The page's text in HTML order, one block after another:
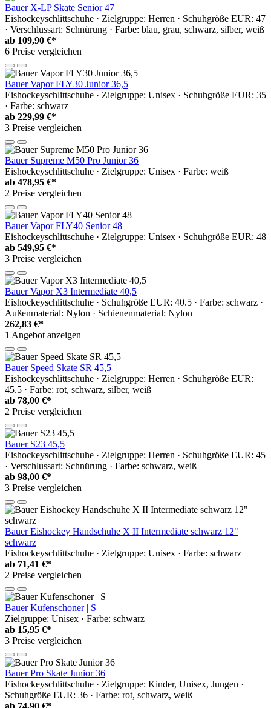
Bauer X-LP Skate Senior 47
Eishockeyschlittschuhe · Zielgruppe: Herren · Schuhgröße EUR: 47
· Verschlussart: Schnürung · Farbe: blau, grau, schwarz, silber, weiß
ab 109,90 €*
6 Preise vergleichen
Bauer Vapor FLY30 Junior 36,5
Eishockeyschlittschuhe · Zielgruppe: Unisex · Schuhgröße EUR: 35
· Farbe: schwarz
ab 229,99 €*
3 Preise vergleichen
Bauer Supreme M50 Pro Junior 36
Eishockeyschlittschuhe · Zielgruppe: Unisex · Farbe: weiß
ab 478,95 €*
2 Preise vergleichen
Bauer Vapor FLY40 Senior 48
Eishockeyschlittschuhe · Zielgruppe: Unisex · Schuhgröße EUR: 48
ab 549,95 €*
3 Preise vergleichen
Bauer Vapor X3 Intermediate 40,5
Eishockeyschlittschuhe · Schuhgröße EUR: 40.5 · Farbe: schwarz ·
Außenmaterial: Nylon · Schienenmaterial: Nylon
262,83 €*
1 Angebot anzeigen
Bauer Speed Skate SR 45,5
Eishockeyschlittschuhe · Zielgruppe: Herren · Schuhgröße EUR:
45.5 · Farbe: rot, schwarz, silber, weiß
ab 78,00 €*
2 Preise vergleichen
Bauer S23 45,5
Eishockeyschlittschuhe · Zielgruppe: Herren · Schuhgröße EUR: 45
· Verschlussart: Schnürung · Farbe: schwarz, weiß
ab 98,00 €*
3 Preise vergleichen
Bauer Eishockey Handschuhe X II Intermediate schwarz 12"
schwarz
Eishockeyschlittschuhe · Zielgruppe: Unisex · Farbe: schwarz
ab 71,41 €*
2 Preise vergleichen
Bauer Kufenschoner | S
Zielgruppe: Unisex · Farbe: schwarz
ab 15,95 €*
3 Preise vergleichen
Bauer Pro Skate Junior 36
Eishockeyschlittschuhe · Zielgruppe: Kinder, Unisex, Jungen ·
Schuhgröße EUR: 36 · Farbe: rot, schwarz, weiß
ab 74,90 €*